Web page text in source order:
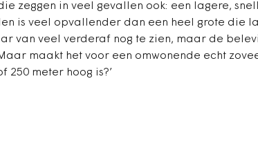
zeggen in veel gevallen ook: een lagere,
is veel opvallender dan een heel grote die
van veel verderaf nog te zien, maar de
maakt het voor een omwonende echt
250 meter hoog is?’